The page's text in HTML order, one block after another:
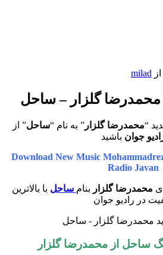
از milad
محمدرضا گلزار – ساحل
“محمدرضا گلزار” به نام “ساحل” از
جوان باشید
Download New Music
Radio Javan
محمدرضا گلزار بنام ساحل با بالاترین
در رادیو جوان
ساحل از محمدرضا گلزار